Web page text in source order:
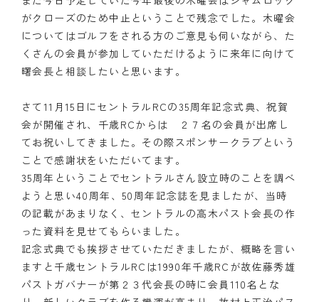
がクローズのため中止ということで残念でした。木曜会
についてはゴルフをされる方のご意見も伺いながら、た
くさんの会員が参加していただけるように来年に向けて
曙会長と相談したいと思います。
さて11月15日にセントラルRCの35周年記念式典、祝賀
会が開催され、千歳RCからは ２７名の会員が出席し
てお祝いしてきました。その際スポンサークラブという
ことで感謝状をいただいてます。
35周年ということでセントラルさん設立時のことを調べ
ようと思い40周年、50周年記念誌を見ましたが、当時
の記載があまりなく、セントラルの高木パスト会長の作
った資料を見せてもらいました。
記念式典でも挨拶させていただきましたが、概略を言い
ますと千歳セントラルRCは1990年千歳RCが故佐藤秀雄
パストガバナーが第２３代会長の時に会員110名とな